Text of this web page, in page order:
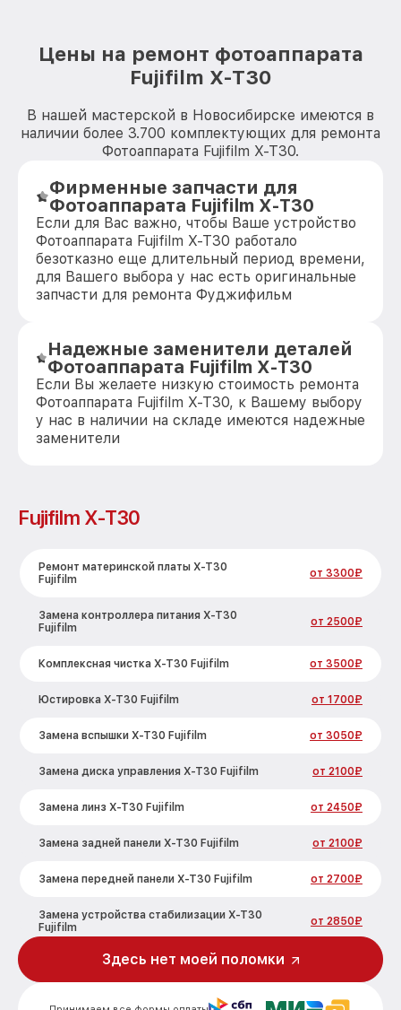
Цены на ремонт фотоаппарата
Fujifilm X-T30
В нашей мастерской в Новосибирске имеются в
наличии более 3.700 комплектующих для ремонта
Фотоаппарата Fujifilm X-T30.
Фирменные запчасти для
Фотоаппарата Fujifilm X-T30
Если для Вас важно, чтобы Ваше устройство
Фотоаппарата Fujifilm X-T30 работало
безотказно еще длительный период времени,
для Вашего выбора у нас есть оригинальные
запчасти для ремонта Фуджифильм
Надежные заменители деталей
Фотоаппарата Fujifilm X-T30
Если Вы желаете низкую стоимость ремонта
Фотоаппарата Fujifilm X-T30, к Вашему выбору
у нас в наличии на складе имеются надежные
заменители
Fujifilm X-T30
Ремонт материнской платы X-T30
Fujifilm
от 3300₽
Замена контроллера питания X-T30
Fujifilm
от 2500₽
Комплексная чистка X-T30 Fujifilm от 3500₽
Юстировка X-T30 Fujifilm от 1700₽
Замена вспышки X-T30 Fujifilm от 3050₽
Замена диска управления X-T30 Fujifilm от 2100₽
Замена линз X-T30 Fujifilm от 2450₽
Замена задней панели X-T30 Fujifilm от 2100₽
Замена передней панели X-T30 Fujifilm от 2700₽
Замена устройства стабилизации X-T30
Fujifilm
от 2850₽
Замена фокусировочного экрана X-T30
Здесь нет моей поломки